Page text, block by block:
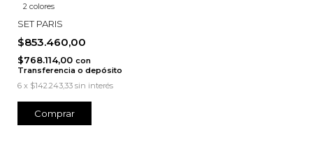
2 colores
SET PARIS
$853.460,00
$768.114,00 con
Transferencia o depósito
6 x $142.243,33 sin interés
Comprar